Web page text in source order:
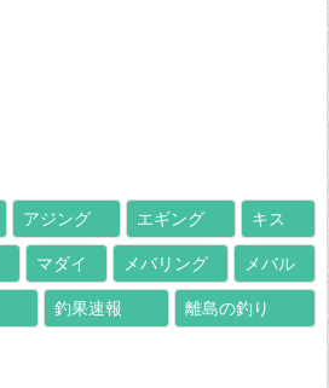
アジング エギング
キス
マダイ メバリング
メバル
釣果速報 離島の釣り